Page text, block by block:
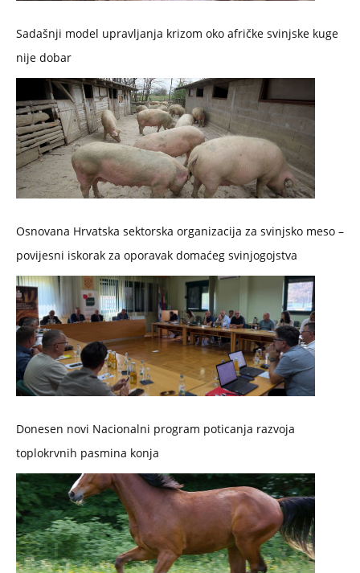
Sadašnji model upravljanja krizom oko afričke svinjske kuge
nije dobar
Osnovana Hrvatska sektorska organizacija za svinjsko meso –
povijesni iskorak za oporavak domaćeg svinjogojstva
Donesen novi Nacionalni program poticanja razvoja
toplokrvnih pasmina konja